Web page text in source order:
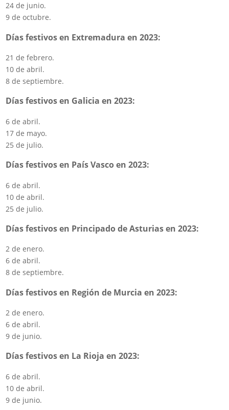
24 de junio.
9 de octubre.
Días festivos en Extremadura en 2023:
21 de febrero.
10 de abril.
8 de septiembre.
Días festivos en Galicia en 2023:
6 de abril.
17 de mayo.
25 de julio.
Días festivos en País Vasco en 2023:
6 de abril.
10 de abril.
25 de julio.
Días festivos en Principado de Asturias en 2023:
2 de enero.
6 de abril.
8 de septiembre.
Días festivos en Región de Murcia en 2023:
2 de enero.
6 de abril.
9 de junio.
Días festivos en La Rioja en 2023:
6 de abril.
10 de abril.
9 de junio.